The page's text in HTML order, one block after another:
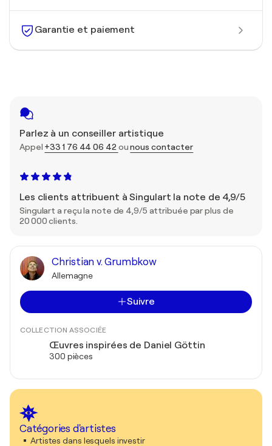
Garantie et paiement
Parlez à un conseiller artistique
Appel +33 1 76 44 06 42 ounous contacter
Les clients attribuent à Singulart la note de 4,9/5
Singulart a reçu la note de 4,9/5 attribuée par plus de
20 000 clients.
Christian v. Grumbkow
Allemagne
Suivre
COLLECTION ASSOCIÉE
Œuvres inspirées de Daniel Göttin
300 pièces
Catégories d'artistes
Artistes dans lesquels investir